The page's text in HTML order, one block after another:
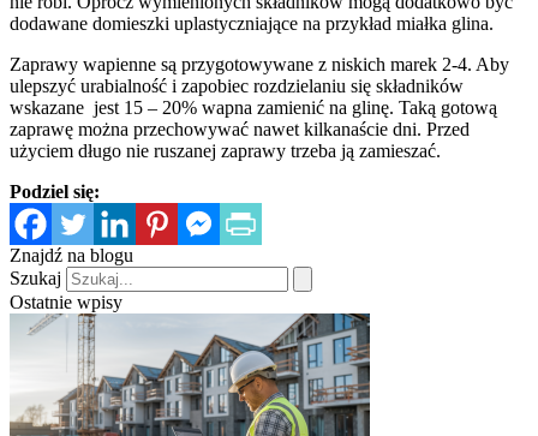
dodawane domieszki uplastyczniające na przykład miałka glina.
Zaprawy wapienne są przygotowywane z niskich marek 2-4. Aby
ulepszyć urabialność i zapobiec rozdzielaniu się składników
wskazane jest 15 – 20% wapna zamienić na glinę. Taką gotową
zaprawę można przechowywać nawet kilkanaście dni. Przed
użyciem długo nie ruszanej zaprawy trzeba ją zamieszać.
Podziel się:
Znajdź na blogu
Szukaj
Ostatnie wpisy